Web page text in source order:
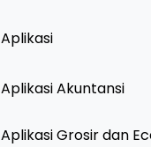
Aplikasi
Aplikasi Akuntansi
Aplikasi Grosir dan